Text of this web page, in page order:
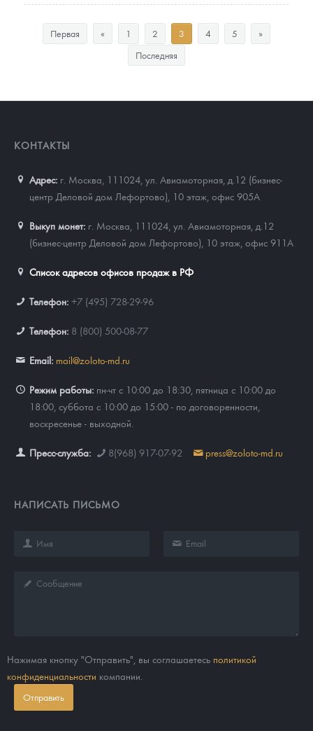
Первая « 1 2 3 4 5
»
Последняя
КОНТАКТЫ
Адрес: г. Москва, 111024 ул. Авиамоторная, д.12 (бизнес-
центр Деловой дом Лефортово), 10 этаж, офис 905А
Выкуп монет: г. Москва, 111024, ул. Авиамоторная, д.12
(бизнес-центр Деловой дом Лефортово), 10 этаж, офис 911А
Список адресов офисов продаж в РФ
Телефон: +7 (495) 728-29-96
Телефон: 8 (800) 500-08-77
Email: mail@zoloto-md.ru
Режим работы: пн-чт с 10:00 до 18:30, пятница с 10:00 до
18:00, суббота с 10:00 до 15:00 - по договоренности,
воскресенье - выходной.
Пресс-служба: 8(968) 917-07-92 press@zoloto-md.ru
НАПИСАТЬ ПИСЬМО
Нажимая кнопку "Отправить", вы соглашаетесь политикой
конфиденциальности компании.
Отправить